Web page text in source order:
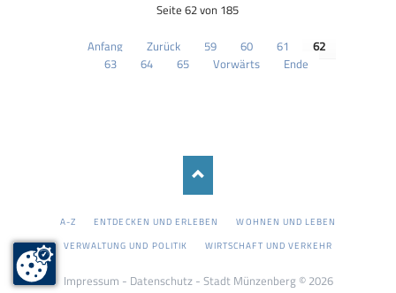
Seite 62 von 185
Anfang Zurück 59 60 61
62
63
64 65 Vorwärts Ende
NAVIGATION
A-Z ENTDECKEN UND ERLEBEN
WOHNEN UND LEBEN
VERWALTUNG UND POLITIK
WIRTSCHAFT UND VERKEHR
Impressum - Datenschutz- Stadt Münzenberg © 2026